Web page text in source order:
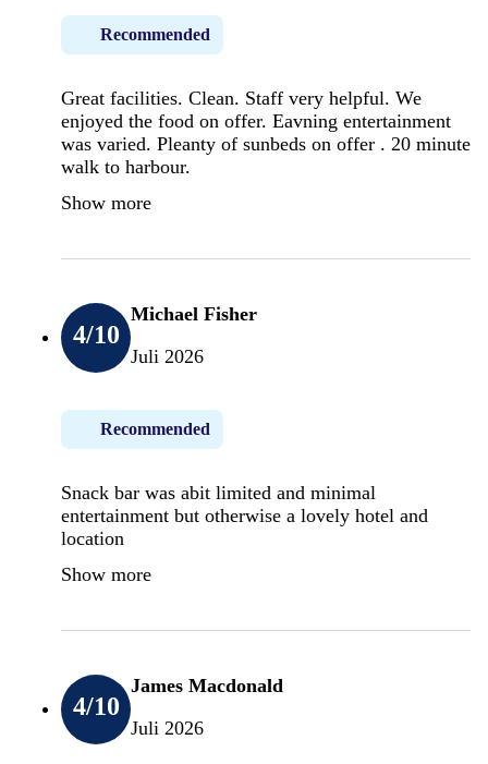
Recommended
Great facilities. Clean. Staff very helpful. We
enjoyed the food on offer. Eavning entertainment
was varied. Pleanty of sunbeds on offer . 20 minute
walk to harbour.
Show more
4/10
Michael Fisher
Juli 2026
Recommended
Snack bar was abit limited and minimal
entertainment but otherwise a lovely hotel and
location
Show more
4/10
James Macdonald
Juli 2026